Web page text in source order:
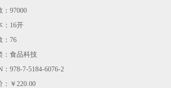
97000
16开
： 76
食品科技
978-7-5184-6076-2
： ￥220.00